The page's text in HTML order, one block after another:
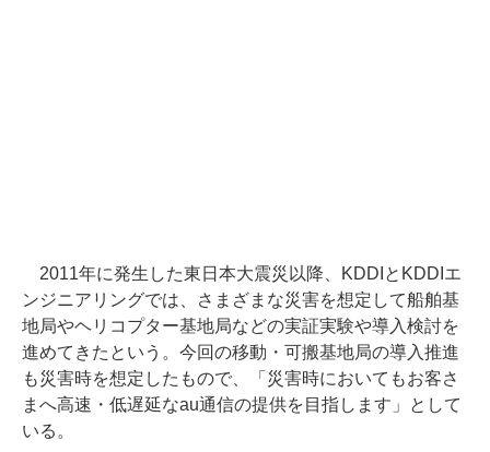
2011年に発生した東日本大震災以降、KDDIとKDDIエ
ンジニアリングでは、さまざまな災害を想定して船舶基
地局やヘリコプター基地局などの実証実験や導入検討を
進めてきたという。今回の移動・可搬基地局の導入推進
も災害時を想定したもので、「災害時においてもお客さ
まへ高速・低遅延なau通信の提供を目指します」として
いる。